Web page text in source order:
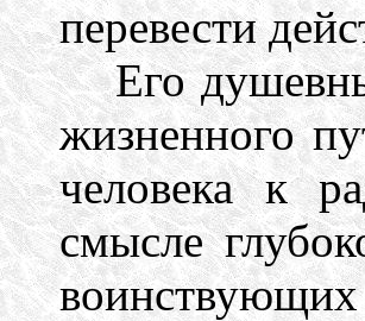
перевести
Его
жизненного
человека к
смысле